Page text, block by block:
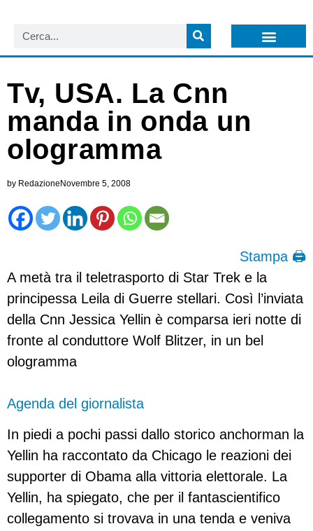
Tv, USA. La Cnn
manda in onda un
ologramma
by Redazione Novembre 5, 2008
Stampa 🖨
A metà tra il teletrasporto di Star Trek e la
principessa Leila di Guerre stellari. Così l’inviata
della Cnn Jessica Yellin è comparsa ieri notte di
fronte al conduttore Wolf Blitzer, in un bel
ologramma
Agenda del giornalista
In piedi a pochi passi dallo storico anchorman la
Yellin ha raccontato da Chicago le reazioni dei
supporter di Obama alla vittoria elettorale. La
Yellin, ha spiegato, che per il fantascientifico
collegamento si trovava in una tenda e veniva